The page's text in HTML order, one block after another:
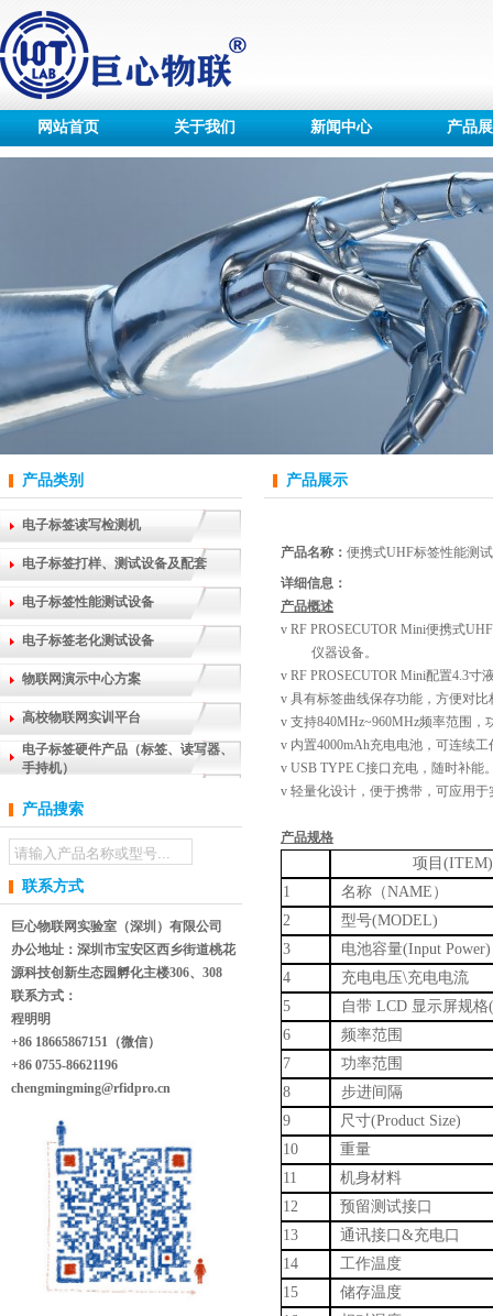
网站首页 关于我们 新闻中心 产品
产品类别
电子标签读写检测机
电子标签打样、测试设备及配套
电子标签性能测试设备
电子标签老化测试设备
物联网演示中心方案
高校物联网实训平台
电子标签硬件产品（标签、读写器、
手持机）
产品搜索
联系方式
巨心物联网实验室（深圳）有限公司
办公地址：深圳市宝安区西乡街道桃花
源科技创新生态园孵化主楼306、308
联系方式：
程明明
+86 18665867151（微信）
+86 0755-86621196
chengmingming@rfidpro.cn
产品展示
产品名称： 便携式UHF标签性能测
详细信息：
产品概述
v RF PROSECUTOR Mini便携式UHF
仪器设备。
v RF PROSECUTOR Mini配置4.3
v 具有标签曲线保存功能，方便对比
v 支持840MHz~960MHz频率范围，
v 内置4000mAh充电电池，可连续工
v USB TYPE C接口充电，随时补能
v 轻量化设计，便于携带，可应用
产品规格
项目(ITEM)
1
名称（NAME）
2
型号(MODEL)
3
电池容量(Input Power)
4
充电电压\充电电流
5
自带 LCD 显示屏规格
6
频率范围
7
功率范围
8
步进间隔
9
尺寸(Product Size)
10
重量
11
机身材料
12
预留测试接口
13
通讯接口 &充电口
14
工作温度
15
储存温度